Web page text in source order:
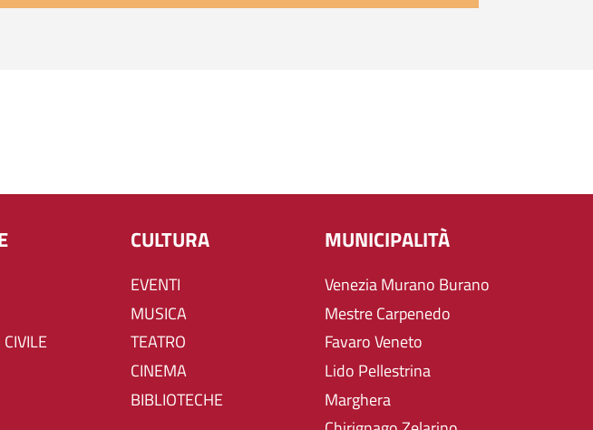
CIVILE
CULTURA
EVENTI
MUSICA
TEATRO
CINEMA
BIBLIOTECHE
MUNICIPALITÀ
Venezia Murano Burano
Mestre Carpenedo
Favaro Veneto
Lido Pellestrina
Marghera